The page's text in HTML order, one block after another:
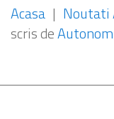
Acasa | Noutati
scris deAutonom